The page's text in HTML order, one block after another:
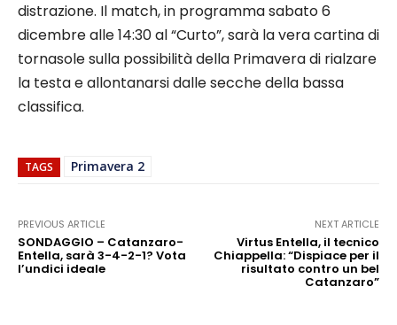
distrazione. Il match, in programma sabato 6
dicembre alle 14:30 al “Curto”, sarà la vera cartina di
tornasole sulla possibilità della Primavera di rialzare
la testa e allontanarsi dalle secche della bassa
classifica.
TAGS Primavera 2
PREVIOUS ARTICLE
SONDAGGIO – Catanzaro-
Entella, sarà 3-4-2-1? Vota
l’undici ideale
NEXT ARTICLE
Virtus Entella, il tecnico
Chiappella: “Dispiace per il
risultato contro un bel
Catanzaro”